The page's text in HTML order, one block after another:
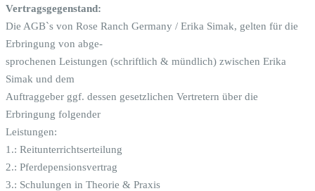
Vertragsgegenstand:
Die AGB`s von Rose Ranch Germany / Erika Simak, gelten für die
Erbringung von abge-
sprochenen Leistungen (schriftlich & mündlich) zwischen Erika
Simak und dem
Auftraggeber ggf. dessen gesetzlichen Vertretern über die
Erbringung folgender
Leistungen:
1.: Reitunterrichtserteilung
2.: Pferdepensionsvertrag
3.: Schulungen in Theorie & Praxis